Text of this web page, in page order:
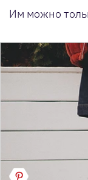
Им можно